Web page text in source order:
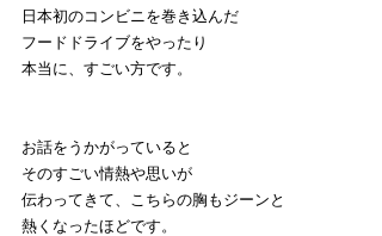
日本初のコンビニを巻き込んだ
フードドライブをやったり
本当に、すごい方です。
お話をうかがっていると
そのすごい情熱や思いが
伝わってきて、こちらの胸もジーンと
熱くなったほどです。